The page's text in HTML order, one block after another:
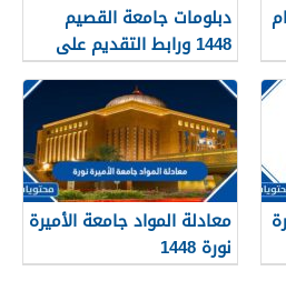
دبلومات جامعة القصيم
1448 ورابط التقديم على
دبلومات جامعة القصيم
qudcss.com
معادلة المواد جامعة الأميرة
نورة 1448